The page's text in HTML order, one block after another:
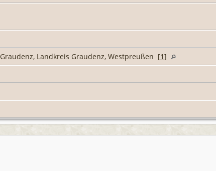
Graudenz, Landkreis Graudenz, Westpreußen [1]